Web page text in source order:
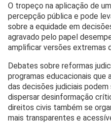
O tropeço na aplicação de
percepção pública e pode
sobre a equidade em
agravado pelo papel
amplificar versões extremas
Debates sobre reformas
programas educacionais que
das decisões judiciais podem
dispersar desinformação
direitos civis também se
mais transparentes e